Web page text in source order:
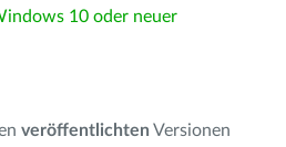
10 oder neuer
veröffentlichten Versionen